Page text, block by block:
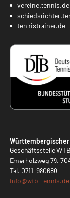
vereine.tennis.de
tennistrainer.de
Württembergischer
Geschäftsstelle WTB
Emerholzweg 79,
Tel. 0711-980680
info@wtb-tennis.de